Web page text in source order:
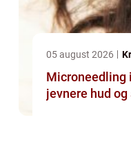
05 august 2026
Microneedling
jevnere hud